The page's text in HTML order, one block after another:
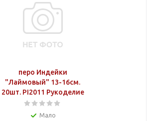
перо Индейки
"Лаймовый" 13-16см.
20шт. PI2011 Рукоделие
Мало